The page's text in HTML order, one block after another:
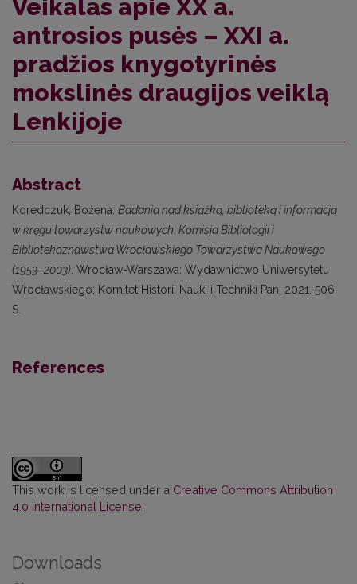
Veikalas apie XX a.
antrosios pusės – XXI a.
pradžios knygotyrinės
mokslinės draugijos veiklą
Lenkijoje
Abstract
Koredczuk, Bożena. Badania nad książką, biblioteką i informacją
w kręgu towarzystw naukowych. Komisja Bibliologii i
Bibliotekoznawstwa Wrocławskiego Towarzystwa Naukowego
(1953‒2003) . Wrocław-Warszawa: Wydawnictwo Uniwersytetu
Wrocławskiego; Komitet Historii Nauki i Techniki Pan, 2021. 506
S.
References
This work is licensed under a Creative Commons Attribution
4.0 International License
Downloads